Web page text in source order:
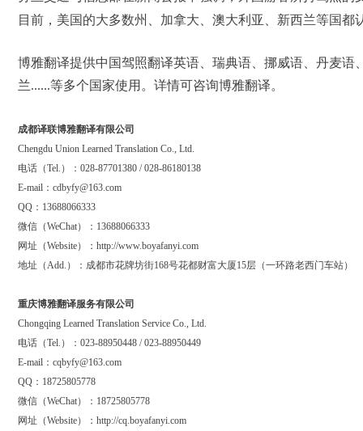
目前，美国的大多数州、加拿大、澳大利亚、新西兰等国
博雅翻译提供中国驾照翻译英语、瑞典语、挪威语、丹麦语
兰......等多个国家使用。详情可咨询博雅翻译。
成都译联博雅翻译有限公司
Chengdu Union Learned Translation Co., Ltd.
电话（Tel.）：028-87701380 / 028-86180138
E-mail：cdbyfy@163.com
QQ：13688066333
微信（WeChat）：13688066333
网址（Website）：http://www.boyafanyi.com
地址（Add.）：成都市花牌坊街168号花都财富大厦15层（一环路老西门车站）
重庆博雅翻译服务有限公司
Chongqing Learned Translation Service Co., Ltd.
电话（Tel.）：023-88950448 / 023-88950449
E-mail：cqbyfy@163.com
QQ：18725805778
微信（WeChat）：18725805778
网址（Website）：http://cq.boyafanyi.com